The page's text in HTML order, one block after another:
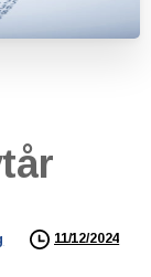
11/12/2024